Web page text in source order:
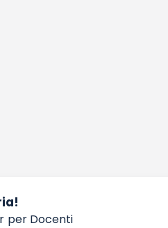
per Docenti